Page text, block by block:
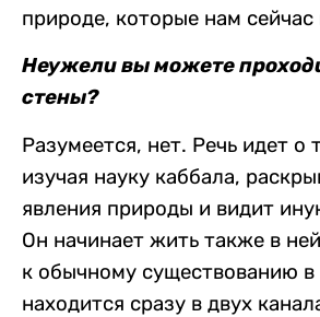
природе, которые нам сейчас
Неужели вы можете
стены?
Разумеется, нет. Речь идет о
изучая науку каббала,
явления природы и видит
Он начинает жить также в
к обычному существованию
находится сразу в двух